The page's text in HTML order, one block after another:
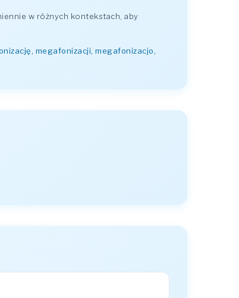
w różnych kontekstach, aby
megafonizacji, megafonizacjo,